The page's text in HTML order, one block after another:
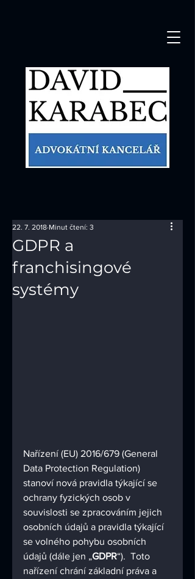
GDPR a
franchisingové
systémy
22. 7. 2018 Minut čtení: 3
Nařízení (EU) 2016/679 (General
Data Protection Regulation)
stanoví nová pravidla týkající se
ochrany fyzických osob v
souvislosti se zpracováním jejich
osobních údajů a pravidla týkající
se volného pohybu osobních
údajů (dále jen „GDPR“).  Toto
nařízení chrání základní práva a